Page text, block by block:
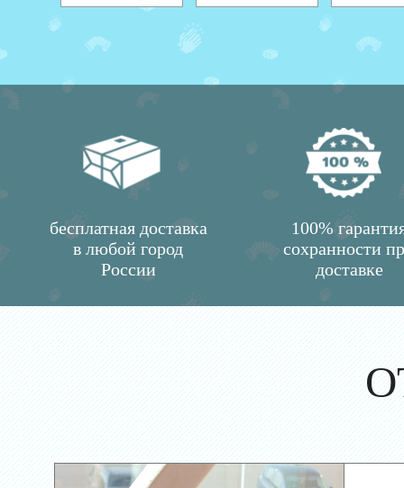
бесплатная доставка
в любой город
России
100%
сохранности
доставке